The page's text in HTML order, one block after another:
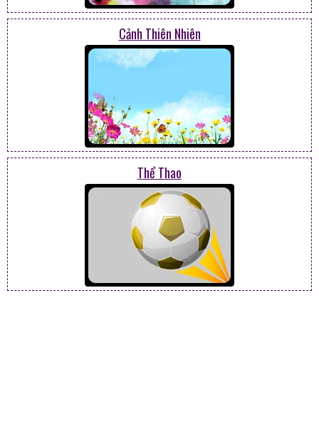
Cảnh Thiên Nhiên
Thể Thao